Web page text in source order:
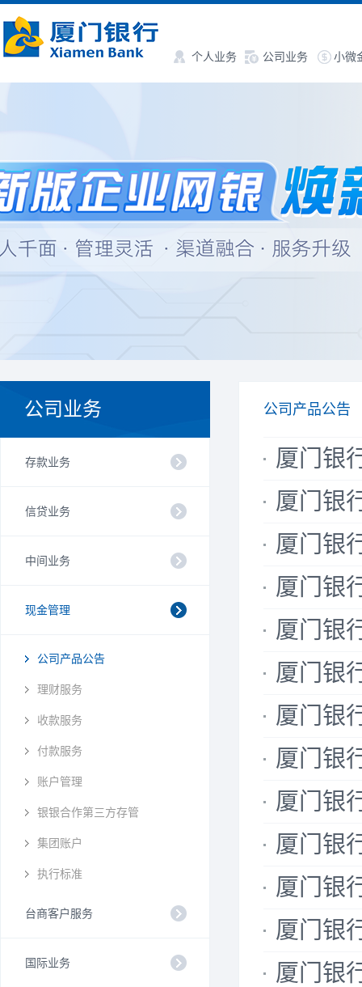
个人业务 公司业务 小微
公司业务
存款业务
信贷业务
中间业务
现金管理
公司产品公告
理财服务
收款服务
付款服务
账户管理
银银合作第三方存管
集团账户
执行标准
台商客户服务
国际业务
公司产品公告
厦门银
厦门银
厦门银
厦门银
厦门银
厦门银
厦门银
厦门银
厦门银
厦门银
厦门银
厦门银
厦门银